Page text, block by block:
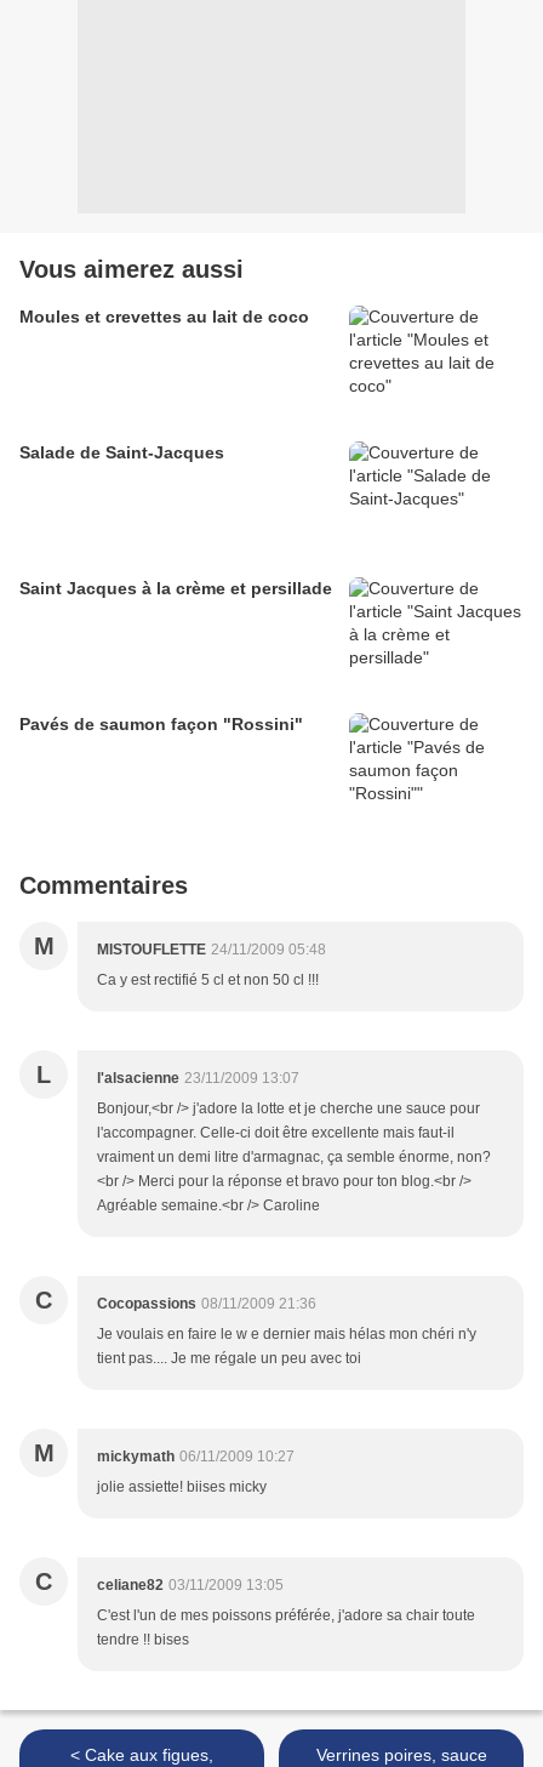
Vous aimerez aussi
Moules et crevettes au lait de coco
Salade de Saint-Jacques
Saint Jacques à la crème et persillade
Pavés de saumon façon "Rossini"
Commentaires
M MISTOUFLETTE 24/11/2009 05:48
Ca y est rectifié 5 cl et non 50 cl !!!
L l'alsacienne 23/11/2009 13:07
Bonjour,<br /> j'adore la lotte et je cherche une sauce pour
l'accompagner. Celle-ci doit être excellente mais faut-il
vraiment un demi litre d'armagnac, ça semble énorme, non?
<br /> Merci pour la réponse et bravo pour ton blog.<br />
Agréable semaine.<br /> Caroline
C Cocopassions 08/11/2009 21:36
Je voulais en faire le w e dernier mais hélas mon chéri n'y
tient pas.... Je me régale un peu avec toi
M mickymath 06/11/2009 10:27
jolie assiette! biises micky
C celiane82 03/11/2009 13:05
C'est l'un de mes poissons préférée, j'adore sa chair toute
tendre !! bises
< Cake aux figues,
Verrines poires, sauce